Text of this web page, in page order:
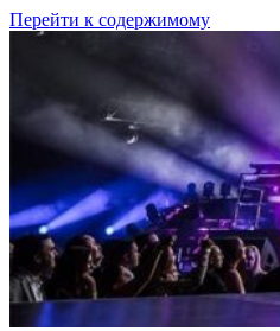
Перейти к содержимому